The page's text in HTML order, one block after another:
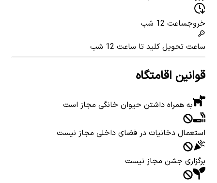
خروجساعت 12 شب
ساعت تحویل کلید تا ساعت 12 شب
قوانین اقامتگاه
به همراه داشتن حیوان خانگی مجاز است
استعمال دخانیات در فضای داخلی مجاز نیست
برگزاری جشن مجاز نیست